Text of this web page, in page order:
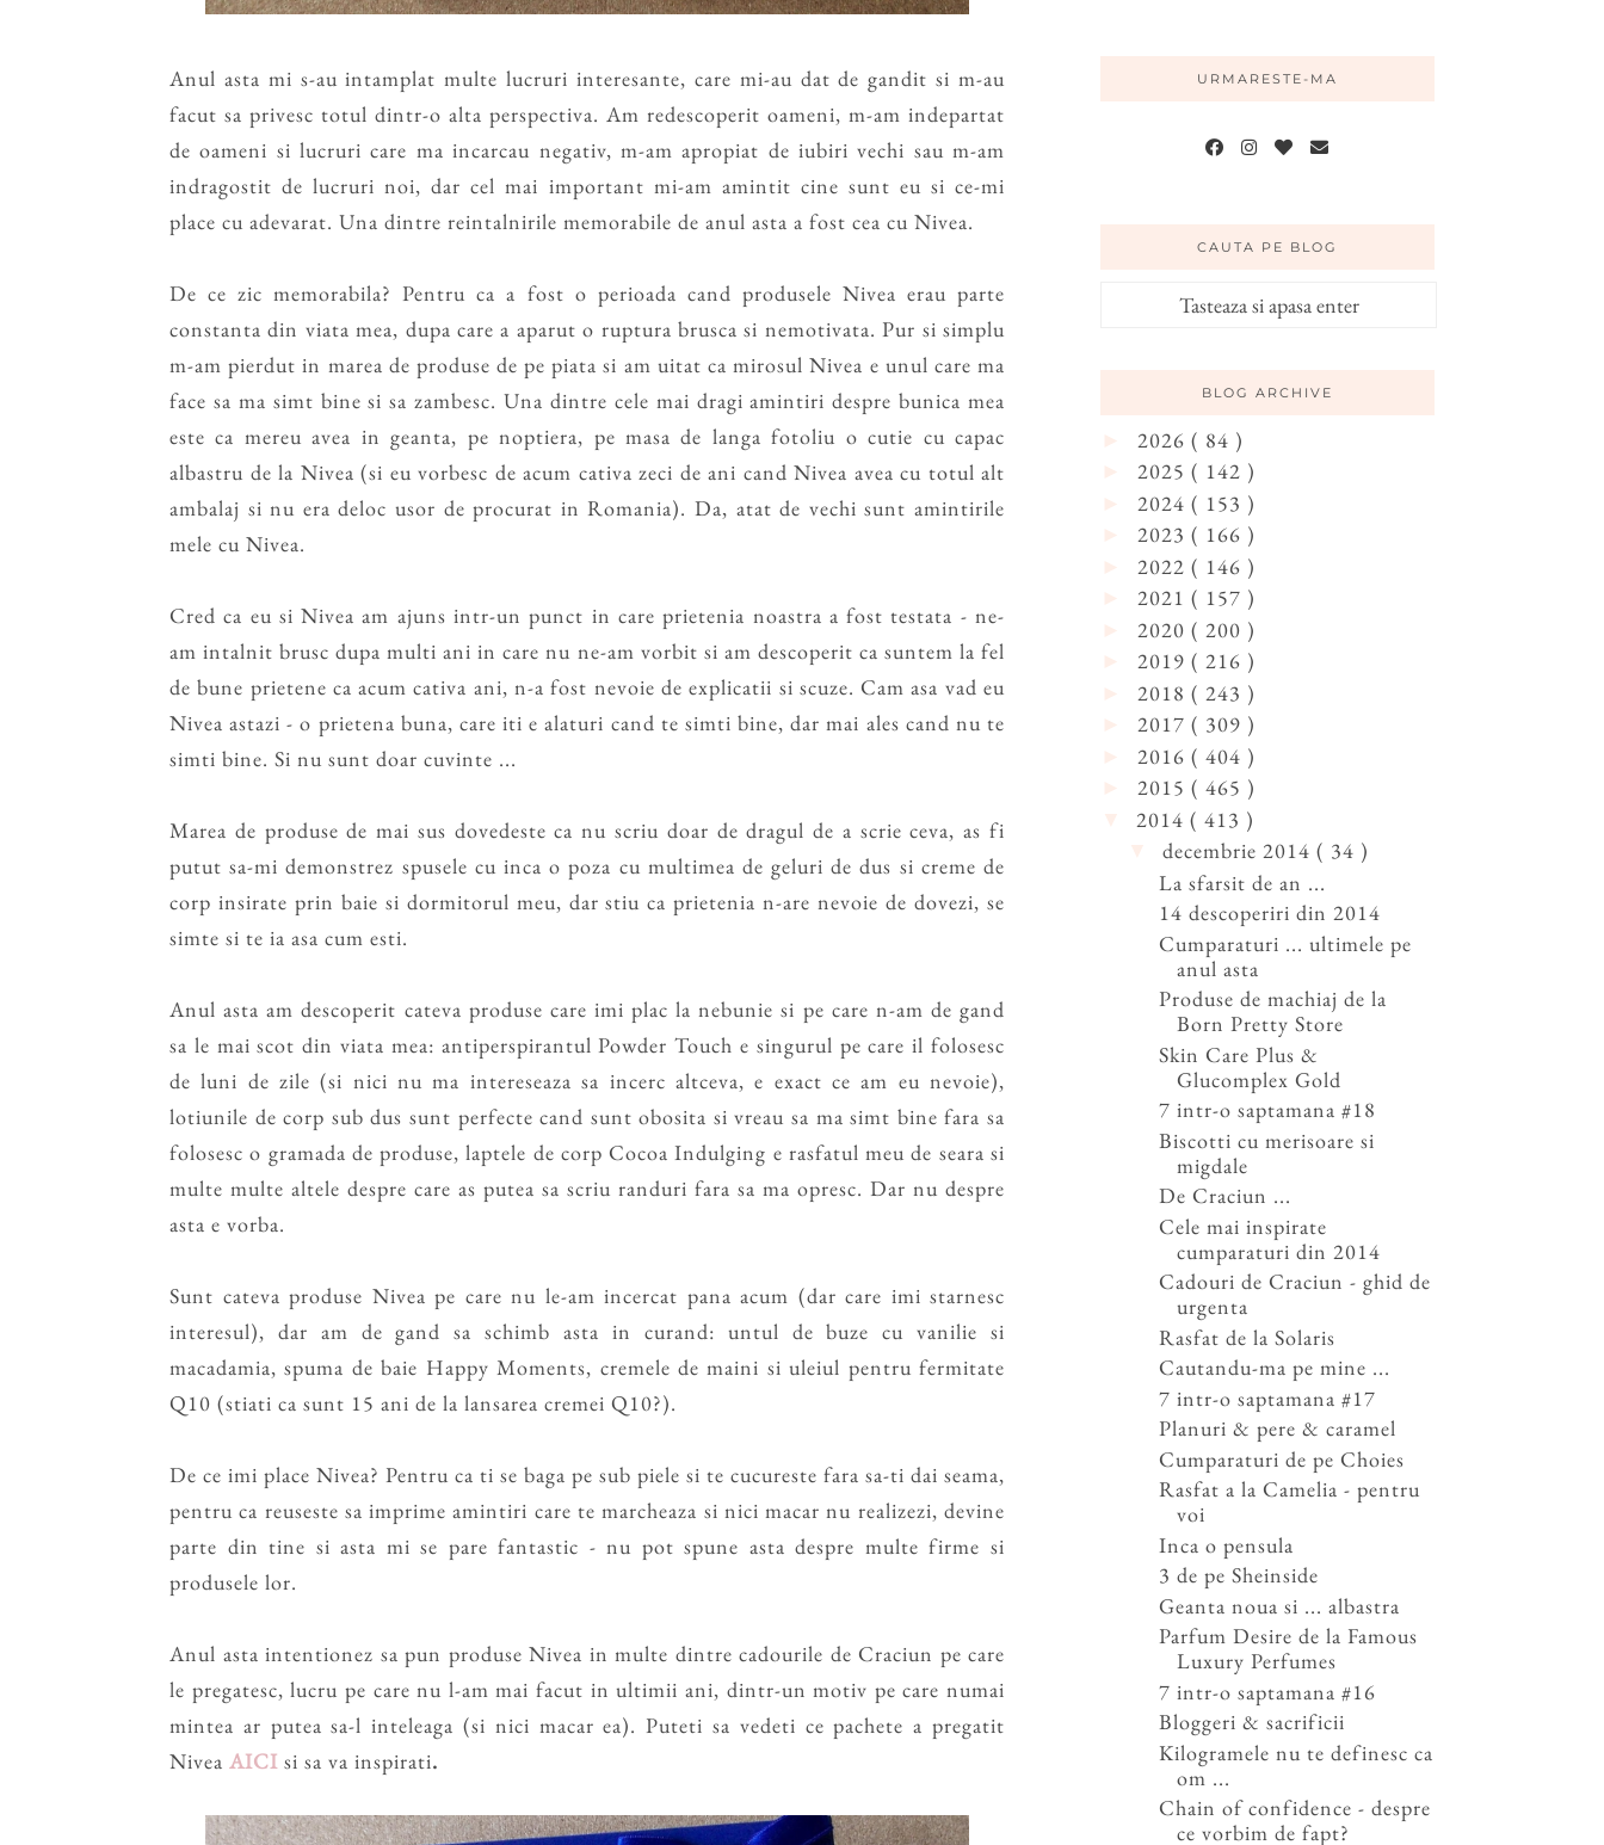
Anul asta mi s-au intamplat multe lucruri interesante, care mi-au dat de gandit si m-au
facut sa privesc totul dintr-o alta perspectiva. Am redescoperit oameni, m-am indepartat
de oameni si lucruri care ma incarcau negativ, m-am apropiat de iubiri vechi sau m-am
indragostit de lucruri noi, dar cel mai important mi-am amintit cine sunt eu si ce-mi
place cu adevarat. Una dintre reintalnirile memorabile de anul asta a fost cea cu Nivea.
De ce zic memorabila? Pentru ca a fost o perioada cand produsele Nivea erau parte
constanta din viata mea, dupa care a aparut o ruptura brusca si nemotivata. Pur si simplu
m-am pierdut in marea de produse de pe piata si am uitat ca mirosul Nivea e unul care ma
face sa ma simt bine si sa zambesc. Una dintre cele mai dragi amintiri despre bunica mea
este ca mereu avea in geanta, pe noptiera, pe masa de langa fotoliu o cutie cu capac
albastru de la Nivea (si eu vorbesc de acum cativa zeci de ani cand Nivea avea cu totul alt
ambalaj si nu era deloc usor de procurat in Romania). Da, atat de vechi sunt amintirile
mele cu Nivea.
Cred ca eu si Nivea am ajuns intr-un punct in care prietenia noastra a fost testata - ne-
am intalnit brusc dupa multi ani in care nu ne-am vorbit si am descoperit ca suntem la fel
de bune prietene ca acum cativa ani, n-a fost nevoie de explicatii si scuze. Cam asa vad eu
Nivea astazi - o prietena buna, care iti e alaturi cand te simti bine, dar mai ales cand nu te
simti bine. Si nu sunt doar cuvinte ...
Marea de produse de mai sus dovedeste ca nu scriu doar de dragul de a scrie ceva, as fi
putut sa-mi demonstrez spusele cu inca o poza cu multimea de geluri de dus si creme de
corp insirate prin baie si dormitorul meu, dar stiu ca prietenia n-are nevoie de dovezi, se
simte si te ia asa cum esti.
Anul asta am descoperit cateva produse care imi plac la nebunie si pe care n-am de gand
sa le mai scot din viata mea: antiperspirantul Powder Touch e singurul pe care il folosesc
de luni de zile (si nici nu ma intereseaza sa incerc altceva, e exact ce am eu nevoie),
lotiunile de corp sub dus sunt perfecte cand sunt obosita si vreau sa ma simt bine fara sa
folosesc o gramada de produse, laptele de corp Cocoa Indulging e rasfatul meu de seara si
multe multe altele despre care as putea sa scriu randuri fara sa ma opresc. Dar nu despre
asta e vorba.
Sunt cateva produse Nivea pe care nu le-am incercat pana acum (dar care imi starnesc
interesul), dar am de gand sa schimb asta in curand: untul de buze cu vanilie si
macadamia, spuma de baie Happy Moments, cremele de maini si uleiul pentru fermitate
Q10 (stiati ca sunt 15 ani de la lansarea cremei Q10?).
De ce imi place Nivea? Pentru ca ti se baga pe sub piele si te cucureste fara sa-ti dai seama,
pentru ca reuseste sa imprime amintiri care te marcheaza si nici macar nu realizezi, devine
parte din tine si asta mi se pare fantastic - nu pot spune asta despre multe firme si
produsele lor.
Anul asta intentionez sa pun produse Nivea in multe dintre cadourile de Craciun pe care
le pregatesc, lucru pe care nu l-am mai facut in ultimii ani, dintr-un motiv pe care numai
mintea ar putea sa-l inteleaga (si nici macar ea). Puteti sa vedeti ce pachete a pregatit
Nivea AICI si sa va inspirati.
URMARESTE-MA
CAUTA PE BLOG
BLOG ARCHIVE
2026 ( 84 )
2025 ( 142 )
2024 ( 153 )
2023 ( 166 )
2022 ( 146 )
2021 ( 157 )
2020 ( 200 )
2019 ( 216 )
2018 ( 243 )
2017 ( 309 )
2016 ( 404 )
2015 ( 465 )
2014 ( 413 )
decembrie 2014 ( 34 )
La sfarsit de an ...
14 descoperiri din 2014
Cumparaturi ... ultimele pe
anul asta
Produse de machiaj de la
Born Pretty Store
Skin Care Plus &
Glucomplex Gold
7 intr-o saptamana #18
Biscotti cu merisoare si
migdale
De Craciun ...
Cele mai inspirate
cumparaturi din 2014
Cadouri de Craciun - ghid de
urgenta
Rasfat de la Solaris
Cautandu-ma pe mine ...
7 intr-o saptamana #17
Planuri & pere & caramel
Cumparaturi de pe Choies
Rasfat a la Camelia - pentru
voi
Inca o pensula
3 de pe Sheinside
Geanta noua si ... albastra
Parfum Desire de la Famous
Luxury Perfumes
7 intr-o saptamana #16
Bloggeri & sacrificii
Kilogramele nu te definesc ca
om ...
Chain of confidence - despre
ce vorbim de fapt?